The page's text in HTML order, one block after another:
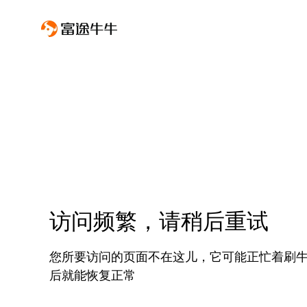
访问频繁，请稍后重试
您所要访问的页面不在这儿，它可能正忙着刷
后就能恢复正常